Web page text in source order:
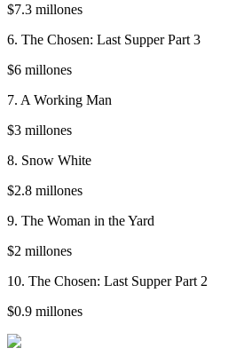
$7.3 millones
6. The Chosen: Last Supper Part 3
$6 millones
7. A Working Man
$3 millones
8. Snow White
$2.8 millones
9. The Woman in the Yard
$2 millones
10. The Chosen: Last Supper Part 2
$0.9 millones